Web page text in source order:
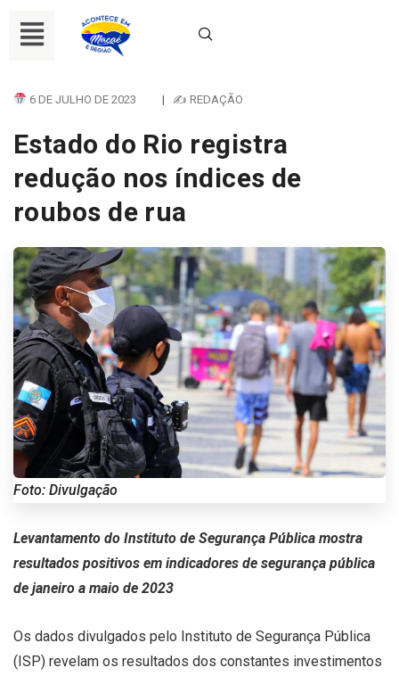
6 DE JULHO DE 2023 | ✍ REDAÇÃO
Estado do Rio registra
redução nos índices de
roubos de rua
Foto: Divulgação
Levantamento do Instituto de Segurança Pública mostra
resultados positivos em indicadores de segurança pública
de janeiro a maio de 2023
Os dados divulgados pelo Instituto de Segurança Pública
(ISP) revelam os resultados dos constantes investimentos